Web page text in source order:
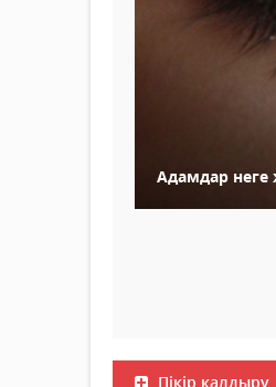
Адамдар
Пікір қалдыру